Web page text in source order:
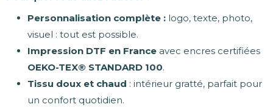
Personnalisation complète : logo, texte, photo,
visuel : tout est possible.
Impression DTF en France avec encres certifiées
OEKO-TEX® STANDARD 100.
Tissu doux et chaud : intérieur gratté, parfait pour
un confort quotidien.